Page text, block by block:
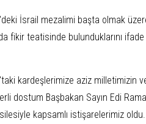
İsrail mezalimi başta olmak
fikir teatisinde bulunduklarını
kardeşlerimize aziz milletimizin
dostum Başbakan Sayın Edi
kapsamlı istişarelerimiz